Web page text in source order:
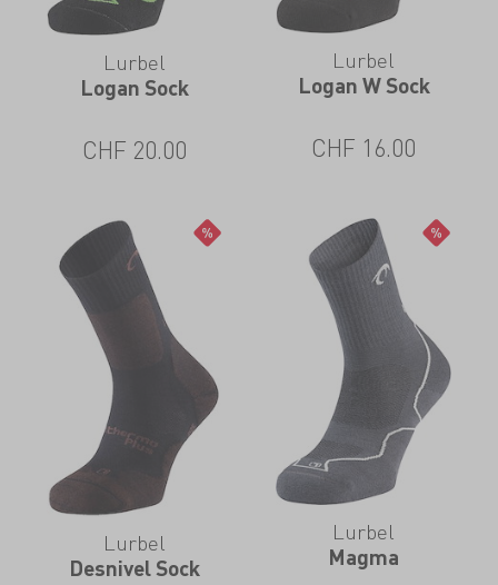
Lurbel
Logan Sock
CHF 20.00
Lurbel
Logan W Sock
CHF 16.00
Lurbel
Desnivel Sock
Lurbel
Magma